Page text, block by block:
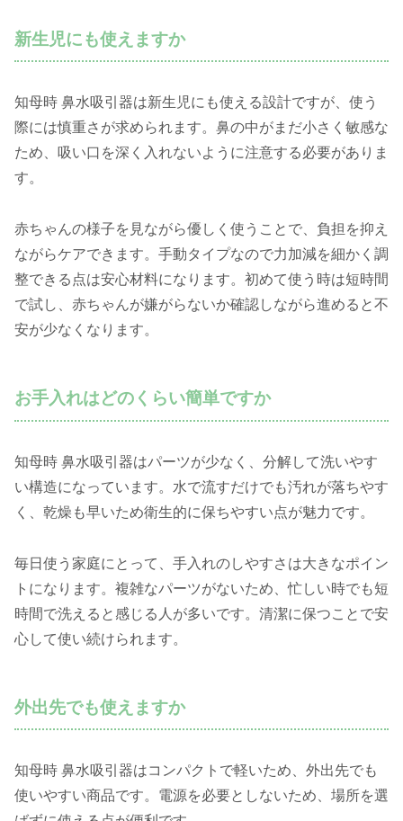
新生児にも使えますか
知母時 鼻水吸引器は新生児にも使える設計ですが、使う
際には慎重さが求められます。鼻の中がまだ小さく敏感な
ため、吸い口を深く入れないように注意する必要がありま
す。
赤ちゃんの様子を見ながら優しく使うことで、負担を抑え
ながらケアできます。手動タイプなので力加減を細かく調
整できる点は安心材料になります。初めて使う時は短時間
で試し、赤ちゃんが嫌がらないか確認しながら進めると不
安が少なくなります。
お手入れはどのくらい簡単ですか
知母時 鼻水吸引器はパーツが少なく、分解して洗いやす
い構造になっています。水で流すだけでも汚れが落ちやす
く、乾燥も早いため衛生的に保ちやすい点が魅力です。
毎日使う家庭にとって、手入れのしやすさは大きなポイン
トになります。複雑なパーツがないため、忙しい時でも短
時間で洗えると感じる人が多いです。清潔に保つことで安
心して使い続けられます。
外出先でも使えますか
知母時 鼻水吸引器はコンパクトで軽いため、外出先でも
使いやすい商品です。電源を必要としないため、場所を選